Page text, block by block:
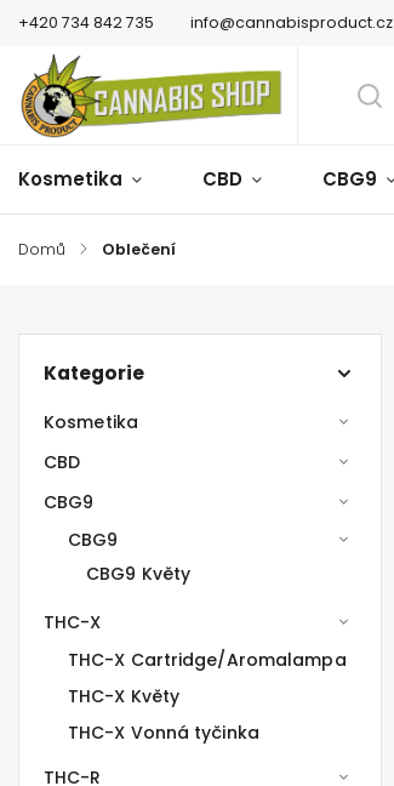
+420 734 842 735 info@cannabisproduct.cz
Kosmetika CBD CBG9
Domů / Oblečení
Kategorie
Kosmetika
CBD
CBG9
CBG9
CBG9 Květy
THC-X
THC-X Cartridge/Aromalampa
THC-X Květy
THC-X Vonná tyčinka
THC-R